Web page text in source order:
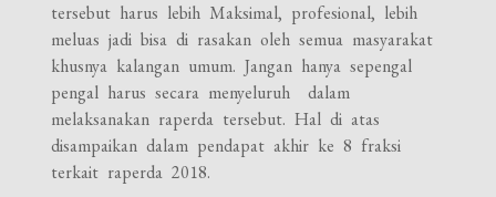
tersebut harus lebih Maksimal, profesional, lebih
meluas jadi bisa di rasakan oleh semua masyarakat
khusnya kalangan umum. Jangan hanya sepengal
pengal harus secara menyeluruh dalam
melaksanakan raperda tersebut. Hal di atas
disampaikan dalam pendapat akhir ke 8 fraksi
terkait raperda 2018.